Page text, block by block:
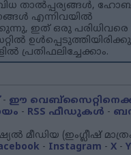
താൽപ്പര്യങ്ങൾ,
എന്നിവയിൽ
ഇത് ഒരു
പ്രതിഫലിച്ചേക്കാം.
- ഈ
- RSS ഫീഡുകൾ -
മീഡിയ (ഇംഗ്ലീഷ്
- Instagram -X -